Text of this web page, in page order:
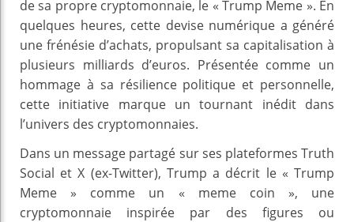
de sa propre cryptomonnaie, le « Trump Meme ». En
quelques heures, cette devise numérique a généré
une frénésie d’achats, propulsant sa capitalisation à
plusieurs milliards d’euros. Présentée comme un
hommage à sa résilience politique et personnelle,
cette initiative marque un tournant inédit dans
l’univers des cryptomonnaies.
Dans un message partagé sur ses plateformes Truth
Social et X (ex-Twitter), Trump a décrit le « Trump
Meme » comme un « meme coin », une
cryptomonnaie inspirée par des figures ou